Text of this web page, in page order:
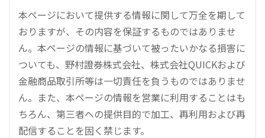
本ページにおいて提供する情報に関して万全を期して
おりますが、その内容を保証するものではありませ
ん。本ページの情報に基づいて被ったいかなる損害に
ついても、野村證券株式会社、株式会社QUICKおよび
金融商品取引所等は一切責任を負うものではありませ
ん。また、本ページの情報を営業に利用することはも
ちろん、第三者への提供目的で加工、再利用および再
配信することを固く禁じます。